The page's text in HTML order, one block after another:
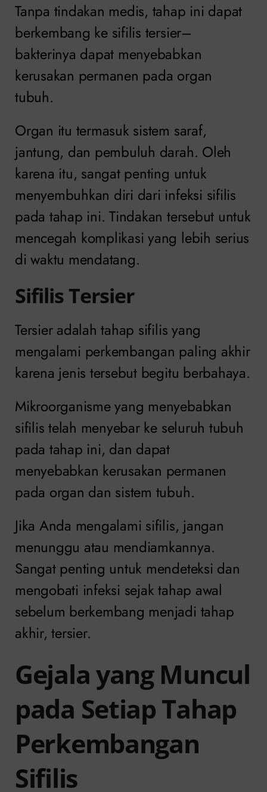
Tanpa tindakan medis, tahap ini dapat
berkembang ke sifilis tersier–
bakterinya dapat menyebabkan
kerusakan permanen pada organ
tubuh.
Organ itu termasuk sistem saraf,
jantung, dan pembuluh darah. Oleh
karena itu, sangat penting untuk
menyembuhkan diri dari infeksi sifilis
pada tahap ini. Tindakan tersebut untuk
mencegah komplikasi yang lebih serius
di waktu mendatang.
Sifilis Tersier
Tersier adalah tahap sifilis yang
mengalami perkembangan paling akhir
karena jenis tersebut begitu berbahaya.
Mikroorganisme yang menyebabkan
sifilis telah menyebar ke seluruh tubuh
pada tahap ini, dan dapat
menyebabkan kerusakan permanen
pada organ dan sistem tubuh.
Jika Anda mengalami sifilis, jangan
menunggu atau mendiamkannya.
Sangat penting untuk mendeteksi dan
mengobati infeksi sejak tahap awal
sebelum berkembang menjadi tahap
akhir, tersier.
Gejala yang Muncul
pada Setiap Tahap
Perkembangan
Sifilis